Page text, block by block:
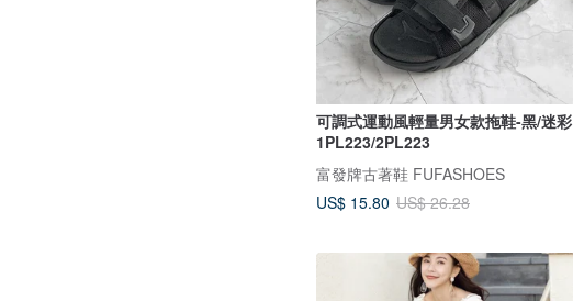
可調式運動風輕量男女款拖鞋-黑/迷彩
1PL223/2PL223
富發牌古著鞋 FUFASHOES
US$ 15.80 US$ 26.28